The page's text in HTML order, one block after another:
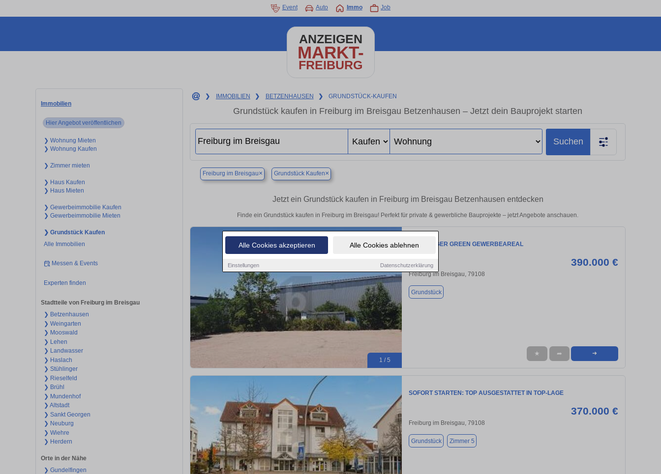
Alle Cookies akzeptieren Alle Cookies ablehnen
Einstellungen Datenschutzerklärung
Event Auto Immo Job
ANZEIGEN
MARKT-
FREIBURG
Immobilien
Hier Angebot veröffentlichen
❯ Wohnung Mieten
❯ Wohnung Kaufen
❯ Zimmer mieten
❯ Haus Kaufen
❯ Haus Mieten
❯ Gewerbeimmobilie Kaufen
❯ Gewerbeimmobilie Mieten
❯ Grundstück Kaufen
Alle Immobilien
Messen & Events
Experten finden
Stadtteile von Freiburg im Breisgau
❯ Betzenhausen
❯ Weingarten
❯ Mooswald
❯ Lehen
❯ Landwasser
❯ Haslach
❯ Stühlinger
❯ Rieselfeld
❯ Brühl
❯ Mundenhof
❯ Altstadt
❯ Sankt Georgen
❯ Neuburg
❯ Wiehre
❯ Herdern
Orte in der Nähe
❯ Gundelfingen
❯ IMMOBILIEN ❯ BETZENHAUSEN ❯ GRUNDSTÜCK-KAUFEN
Grundstück kaufen in Freiburg im Breisgau Betzenhausen – Jetzt dein Bauprojekt starten
Suchen
Freiburg im Breisgau× Grundstück Kaufen×
Jetzt ein Grundstück kaufen in Freiburg im Breisgau Betzenhausen entdecken
Finde ein Grundstück kaufen in Freiburg im Breisgau! Perfekt für private & gewerbliche Bauprojekte – jetzt Angebote anschauen.
1 / 5
FREIBURGER GREEN GEWERBEAREAL
390.000 €
Freiburg im Breisgau, 79108
Grundstück
★ ➦ ➜
SOFORT STARTEN: TOP AUSGESTATTET IN TOP-LAGE
370.000 €
Freiburg im Breisgau, 79108
Grundstück Zimmer 5